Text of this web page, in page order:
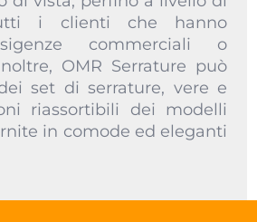
i clienti che hanno
commerciali o
OMR Serrature può
set di serrature, vere e
riassortibili dei modelli
in comode ed eleganti